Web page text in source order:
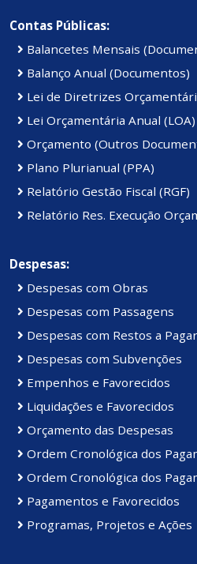
Contas Públicas:
Balancetes Mensais
Balanço Anual (Documentos)
Lei de Diretrizes
Lei Orçamentária Anual (LOA)
Orçamento (Outros
Plano Plurianual (PPA)
Relatório Gestão Fiscal (RGF)
Relatório Res. Execução
Despesas:
Despesas com Obras
Despesas com Passagens
Despesas com Restos a Pagar
Despesas com Subvenções
Empenhos e Favorecidos
Liquidações e Favorecidos
Orçamento das Despesas
Ordem Cronológica dos
Ordem Cronológica dos
Pagamentos e Favorecidos
Programas, Projetos e Ações